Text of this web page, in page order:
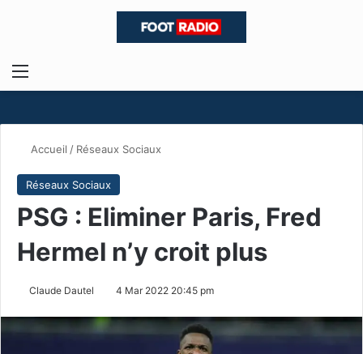
Menu
Accueil / Réseaux Sociaux
Réseaux Sociaux
PSG : Eliminer Paris, Fred
Hermel n’y croit plus
Claude Dautel 4 Mar 2022 20:45 pm